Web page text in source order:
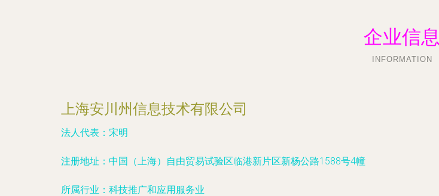
企业信息
INFORMATION
上海安川州信息技术有限公司
法人代表： 宋明
注册地址： 中国（上海）自由贸易试验区临港新片区新杨公路1588号4幢
所属行业： 科技推广和应用服务业